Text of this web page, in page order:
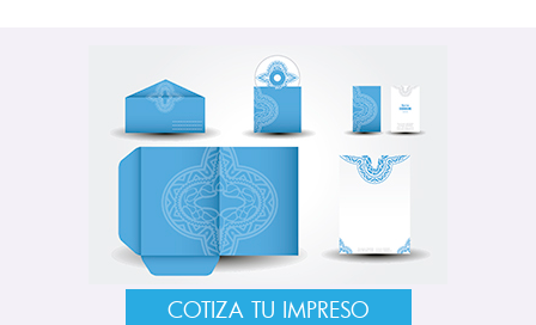
COTIZA TU IMPRESO